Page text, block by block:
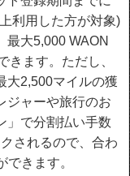
利用した方が対象)
最大5,000 WAON
きます。ただし、
大2,500マイルの獲
ジャーや旅行のお
」で分割払い手数
されるので、合わ
きます。